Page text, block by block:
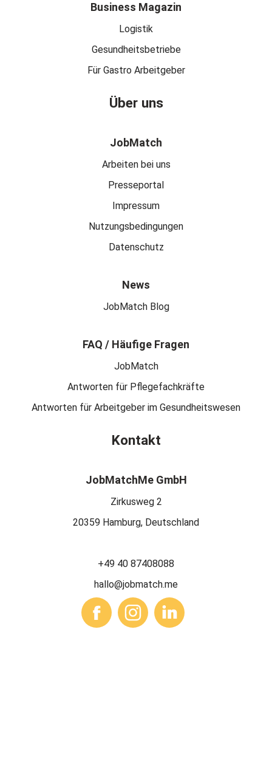
Business Magazin
Logistik
Gesundheitsbetriebe
Für Gastro Arbeitgeber
Über uns
JobMatch
Arbeiten bei uns
Presseportal
Impressum
Nutzungsbedingungen
Datenschutz
News
JobMatch Blog
FAQ / Häufige Fragen
JobMatch
Antworten für Pflegefachkräfte
Antworten für Arbeitgeber im Gesundheitswesen
Kontakt
JobMatchMe GmbH
Zirkusweg 2
20359 Hamburg, Deutschland
+49 40 87408088
hallo@jobmatch.me